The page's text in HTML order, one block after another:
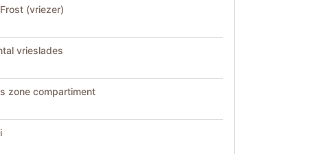
(vriezer)
vrieslades
zone compartiment